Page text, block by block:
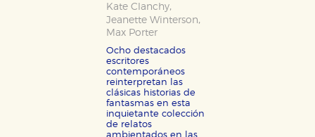
Kate Clanchy,
Jeanette Winterson,
Max Porter
Ocho destacados
escritores
contemporáneos
reinterpretan las
clásicas historias de
fantasmas en esta
inquietante colección
de relatos